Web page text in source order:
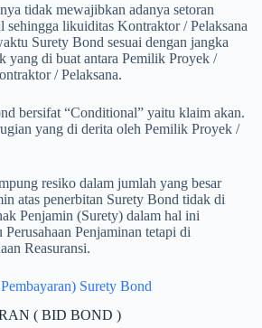
tidak mewajibkan adanya setoran
sehingga likuiditas Kontraktor / Pelaksana
Surety Bond sesuai dengan jangka
yang di buat antara Pemilik Proyek /
/ Pelaksana.
bersifat “Conditional” yaitu klaim akan.
yang di derita oleh Pemilik Proyek /
resiko dalam jumlah yang besar
atas penerbitan Surety Bond tidak di
Penjamin (Surety) dalam hal ini
Perusahaan Penjaminan tetapi di
Reasuransi.
Surety Bond
( BID BOND )